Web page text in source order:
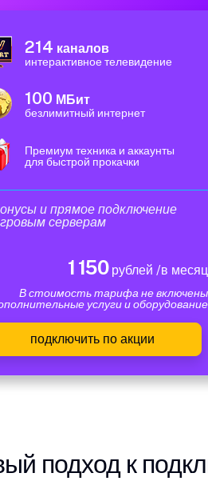
214 каналов
интерактивное телевидение
100 МБит
безлимитный интернет
Премиум техника и аккаунты
для быстрой прокачки
и прямое подключение
серверам
1 150рублей /в месяц
В стоимость тарифа не включены
услуги и оборудование
подключить по акции
подход к